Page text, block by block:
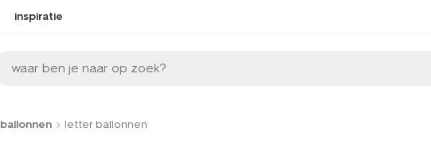
inspiratie
waar ben je naar op zoek?
ballonnen letter ballonnen